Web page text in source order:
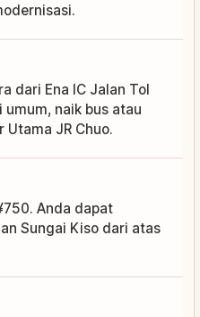
dari Ena IC Jalan Tol
naik bus atau
Utama JR Chuo.
Anda dapat
Sungai Kiso dari atas